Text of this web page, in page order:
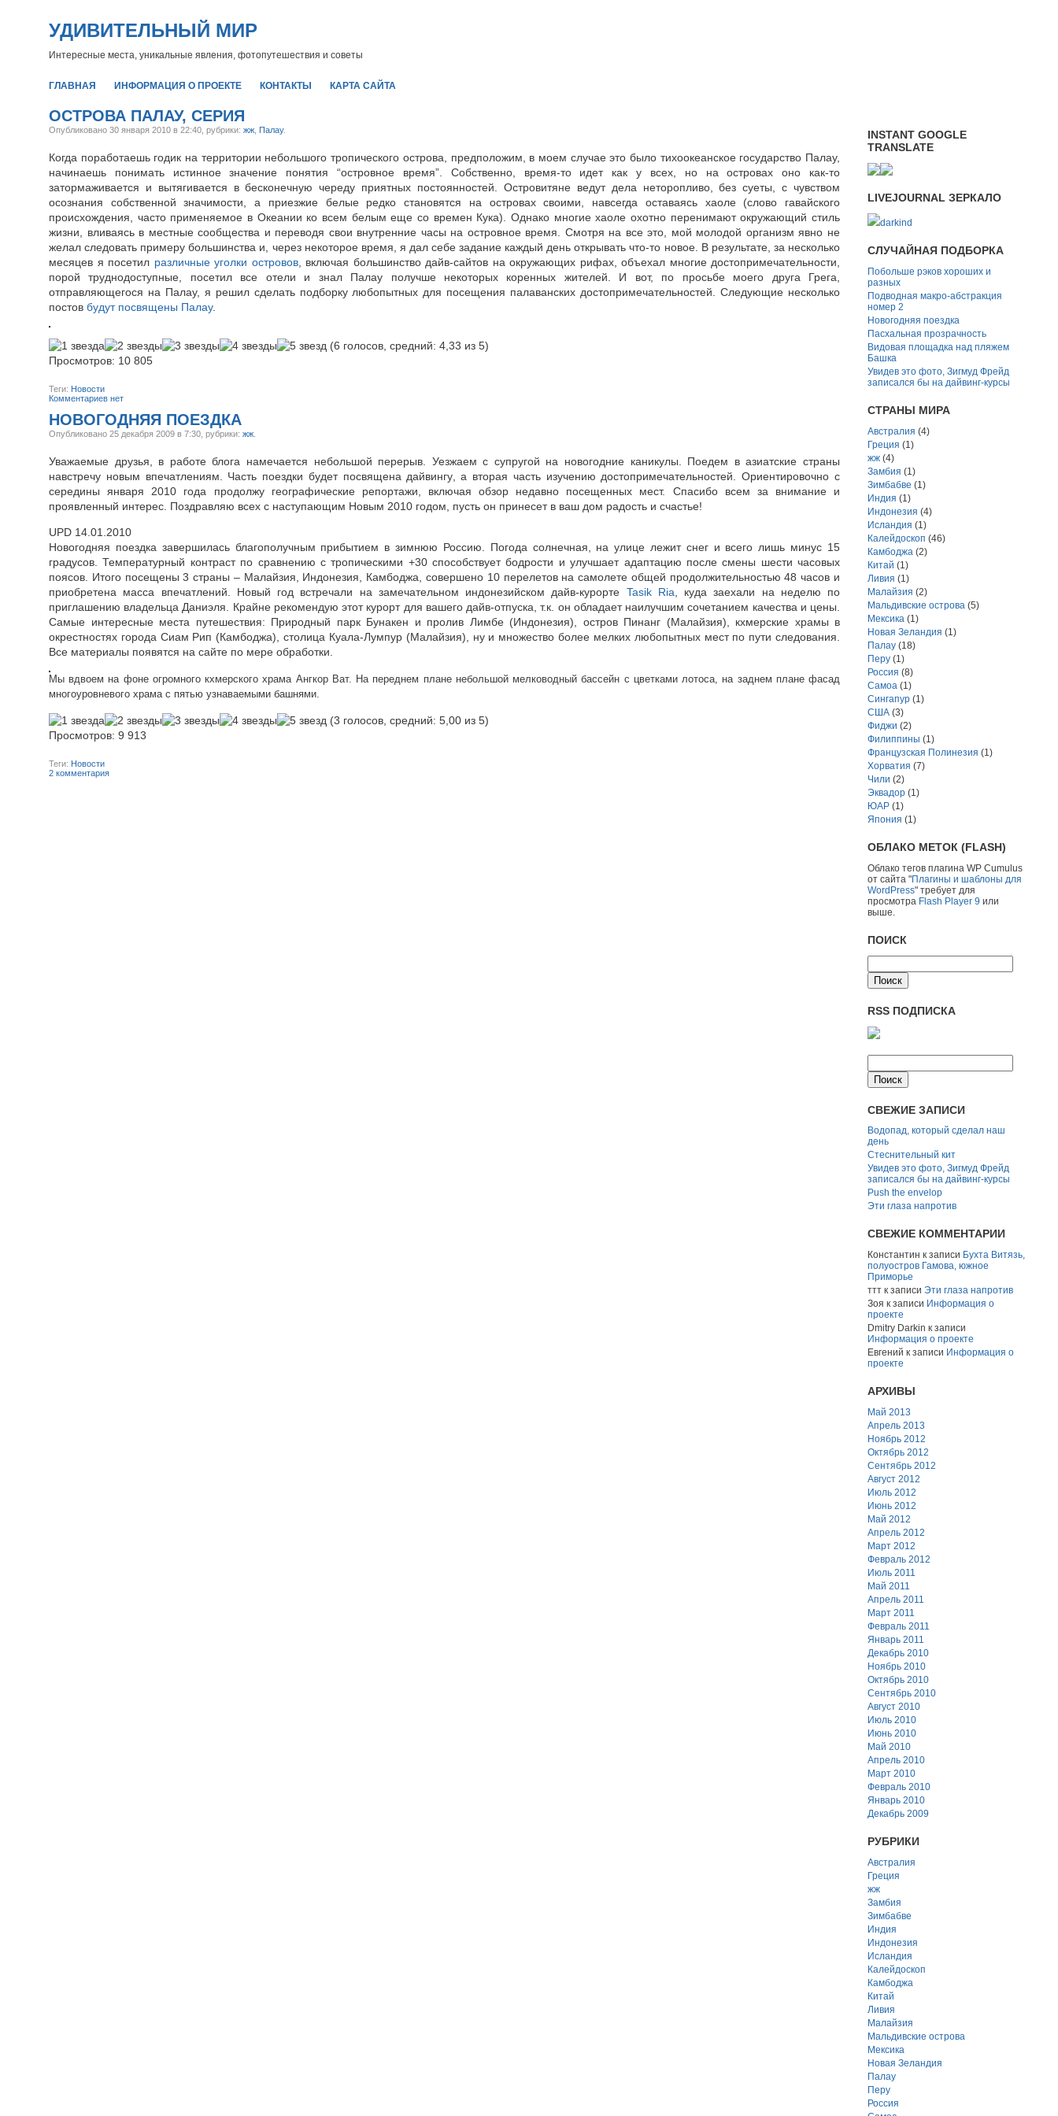
УДИВИТЕЛЬНЫЙ МИР
Интересные места, уникальные явления, фотопутешествия и советы
ГЛАВНАЯ ИНФОРМАЦИЯ О ПРОЕКТЕ КОНТАКТЫ КАРТА САЙТА
ОСТРОВА ПАЛАУ, СЕРИЯ
Опубликовано 30 января 2010 в 22:40, рубрики: жж Палау.
Когда поработаешь годик на территории небольшого тропического острова, предположим, в моем случае это было тихоокеанское государство Палау,
начинаешь понимать истинное значение понятия “островное время”. Собственно, время-то идет как у всех, но на островах оно как-то
затормаживается и вытягивается в бесконечную череду приятных постоянностей. Островитяне ведут дела неторопливо, без суеты, с чувством
осознания собственной значимости, а приезжие белые редко становятся на островах своими, навсегда оставаясь хаоле (слово гавайского
происхождения, часто применяемое в Океании ко всем белым еще со времен Кука). Однако многие хаоле охотно перенимают окружающий стиль
жизни, вливаясь в местные сообщества и переводя свои внутренние часы на островное время. Смотря на все это, мой молодой организм явно не
желал следовать примеру большинства и, через некоторое время, я дал себе задание каждый день открывать что-то новое. В результате, за несколько
месяцев я посетил различные уголки островов, включая большинство дайв-сайтов на окружающих рифах, объехал многие достопримечательности,
порой труднодоступные, посетил все отели и знал Палау получше некоторых коренных жителей. И вот, по просьбе моего друга Грега,
отправляющегося на Палау, я решил сделать подборку любопытных для посещения палаванских достопримечательностей. Следующие несколько
постов будут посвящены Палау.
(6 голосов, средний: 4,33 из 5)
Просмотров: 10 805
Теги: Новости
Комментариев нет
НОВОГОДНЯЯ ПОЕЗДКА
Опубликовано 25 декабря 2009 в 7:30, рубрики: жж
Уважаемые друзья, в работе блога намечается небольшой перерыв. Уезжаем с супругой на новогодние каникулы. Поедем в азиатские страны
навстречу новым впечатлениям. Часть поездки будет посвящена дайвингу, а вторая часть изучению достопримечательностей. Ориентировочно с
середины января 2010 года продолжу географические репортажи, включая обзор недавно посещенных мест. Спасибо всем за внимание и
проявленный интерес. Поздравляю всех с наступающим Новым 2010 годом, пусть он принесет в ваш дом радость и счастье!
UPD 14.01.2010
Новогодняя поездка завершилась благополучным прибытием в зимнюю Россию. Погода солнечная, на улице лежит снег и всего лишь минус 15
градусов. Температурный контраст по сравнению с тропическими +30 способствует бодрости и улучшает адаптацию после смены шести часовых
поясов. Итого посещены 3 страны – Малайзия, Индонезия, Камбоджа, совершено 10 перелетов на самолете общей продолжительностью 48 часов и
приобретена масса впечатлений. Новый год встречали на замечательном индонезийском дайв-курорте Tasik Ria , куда заехали на неделю по
приглашению владельца Даниэля. Крайне рекомендую этот курорт для вашего дайв-отпуска, т.к. он обладает наилучшим сочетанием качества и цены.
Самые интересные места путешествия: Природный парк Бунакен и пролив Лимбе (Индонезия), остров Пинанг (Малайзия), кхмерские храмы в
окрестностях города Сиам Рип (Камбоджа), столица Куала-Лумпур (Малайзия), ну и множество более мелких любопытных мест по пути следования.
Все материалы появятся на сайте по мере обработки.
Мы вдвоем на фоне огромного кхмерского храма Ангкор Ват. На переднем плане небольшой мелководный бассейн с цветками лотоса, на заднем плане фасад
многоуровневого храма с пятью узнаваемыми башнями.
(3 голосов, средний: 5,00 из 5)
Просмотров: 9 913
Теги: Новости
2 комментария
INSTANT GOOGLE
TRANSLATE
LIVEJOURNAL ЗЕРКАЛО
darkind
СЛУЧАЙНАЯ ПОДБОРКА
Побольше рэков хороших и
разных
Подводная макро-абстракция
номер 2
Новогодняя поездка
Пасхальная прозрачность
Видовая площадка над пляжем
Башка
Увидев это фото, Зигмуд Фрейд
записался бы на дайвинг-курсы
СТРАНЫ МИРА
Австралия (4)
Греция (1)
жж (4)
Замбия (1)
Зимбабве (1)
Индия (1)
Индонезия (4)
Исландия (1)
Калейдоскоп (46)
Камбоджа (2)
Китай (1)
Ливия (1)
Малайзия (2)
Мальдивские острова (5)
Мексика (1)
Новая Зеландия (1)
Палау (18)
Перу (1)
Россия (8)
Самоа (1)
Сингапур (1)
США (3)
Фиджи (2)
Филиппины (1)
Французская Полинезия (1)
Хорватия (7)
Чили (2)
Эквадор (1)
ЮАР (1)
Япония (1)
ОБЛАКО МЕТОК (FLASH)
Облако тегов плагина WP Cumulus
от сайта "Плагины и шаблоны для
WordPress" требует для
просмотра Flash Player 9 или
выше.
ПОИСК
RSS ПОДПИСКА
СВЕЖИЕ ЗАПИСИ
Водопад, который сделал наш
день
Стеснительный кит
Увидев это фото, Зигмуд Фрейд
записался бы на дайвинг-курсы
Push the envelop
Эти глаза напротив
СВЕЖИЕ КОММЕНТАРИИ
Константин к записи Бухта Витязь,
полуостров Гамова, южное
Приморье
ттт к записи Эти глаза напротив
Зоя к записи Информация о
проекте
Dmitry Darkin к записи
Информация о проекте
Евгений к записи Информация о
проекте
АРХИВЫ
Май 2013
Апрель 2013
Ноябрь 2012
Октябрь 2012
Сентябрь 2012
Август 2012
Июль 2012
Июнь 2012
Май 2012
Апрель 2012
Март 2012
Февраль 2012
Июль 2011
Май 2011
Апрель 2011
Март 2011
Февраль 2011
Январь 2011
Декабрь 2010
Ноябрь 2010
Октябрь 2010
Сентябрь 2010
Август 2010
Июль 2010
Июнь 2010
Май 2010
Апрель 2010
Март 2010
Февраль 2010
Январь 2010
Декабрь 2009
РУБРИКИ
Австралия
Греция
жж
Замбия
Зимбабве
Индия
Индонезия
Исландия
Калейдоскоп
Камбоджа
Китай
Ливия
Малайзия
Мальдивские острова
Мексика
Новая Зеландия
Палау
Перу
Россия